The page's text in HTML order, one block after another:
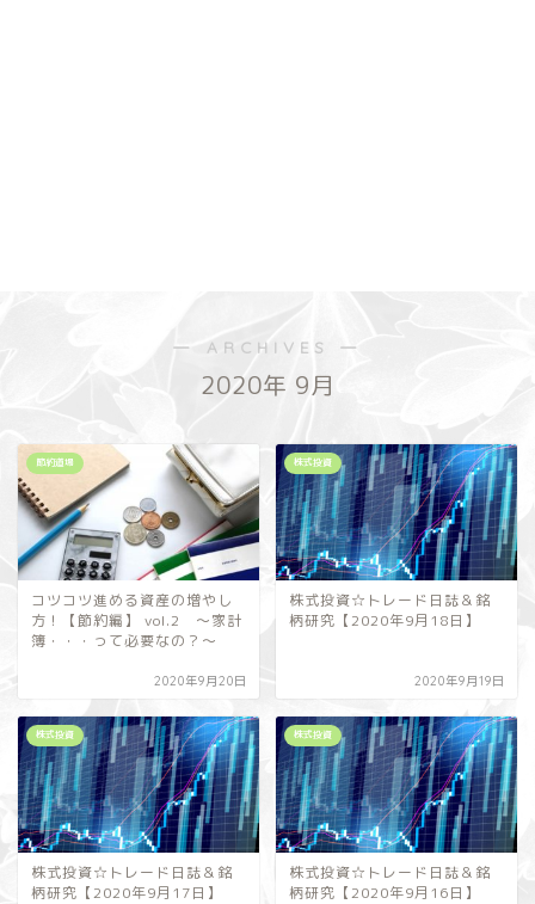
― ARCHIVES ―
2020年 9月
節約道場
コツコツ進める資産の増やし
方！【節約編】 vol.2 ～家計
簿・・・って必要なの？～
2020年9月20日
株式投資
株式投資☆トレード日誌＆銘
柄研究【2020年9月18日】
2020年9月19日
株式投資
株式投資☆トレード日誌＆銘
柄研究【2020年9月17日】
株式投資
株式投資☆トレード日誌＆銘
柄研究【2020年9月16日】